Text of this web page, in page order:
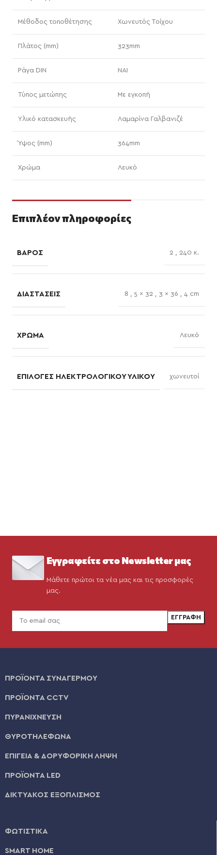
Μέθοδος τοποθέτησης Χωνευτός Τοίχου
Πλάτος (mm) 323mm
Ράγα DIN ΝΑΙ
Τύπος μετώπης Με εγκοπή
Υλικό κατασκευής Λαμαρίνα Γαλβανιζέ
Ύψος (mm) 364mm
Χρώμα Λευκό
Επιπλέον πληροφορίες
ΒΆΡΟΣ 2 , 240 κ.
ΔΙΑΣΤΆΣΕΙΣ 8 , 5 × 32 , 3 × 36 , 4 cm
ΧΡΏΜΑ Λευκό
ΕΠΙΛΟΓΈΣ ΗΛΕΚΤΡΟΛΟΓΙΚΟΎ ΥΛΙΚΟΎ χωνευτοί
Εγγραφείτε στο Newsletter μας
Μάθετε πρώτοι τα νέα μας και τις προσφορές
μας.
ΠΡΟΪΟΝΤΑ ΣΥΝΑΓΕΡΜΟΥ
ΠΡΟΪΟΝΤΑ CCTV
ΠΥΡΑΝΙΧΝΕΥΣΗ
ΘΥΡΟΤΗΛΕΦΩΝΑ
ΕΠΙΓΕΙΑ & ΔΟΡΥΦΟΡΙΚΗ ΛΗΨΗ
ΠΡΟΪΟΝΤΑ LED
ΔΙΚΤΥΑΚΟΣ ΕΞΟΠΛΙΣΜΟΣ
ΦΩΤΙΣΤΙΚΑ
SMART HOME